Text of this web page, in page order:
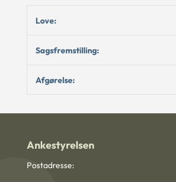
Love:
Sagsfremstilling:
Afgørelse:
Ankestyrelsen
Postadresse: